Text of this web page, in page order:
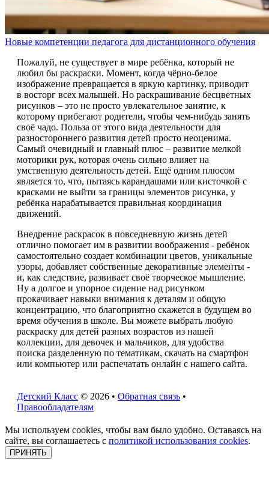
Новые компетенции педагога для дистанционного обучения
Пожалуй, не существует в мире ребёнка, который не
любил бы раскраски. Момент, когда чёрно-белое
изображение превращается в яркую картинку, приводит
в восторг всех малышей. Но раскрашивание бесцветных
рисунков – это не просто увлекательное занятие, к
которому прибегают родители, чтобы чем-нибудь занять
своё чадо. Польза от этого вида деятельности для
разностороннего развития детей просто неоценима.
Самый очевидный и главный плюс – развитие мелкой
моторики рук, которая очень сильно влияет на
умственную деятельность детей. Ещё одним плюсом
является то, что, пытаясь карандашами или кисточкой с
красками не выйти за границы элементов рисунка, у
ребёнка нарабатывается правильная координация
движений.
Внедрение раскрасок в повседневную жизнь детей
отлично помогает им в развитии воображения - ребёнок
самостоятельно создает комбинации цветов, уникальные
узоры, добавляет собственные декоративные элементы -
и, как следствие, развивает своё творческое мышление.
Ну а долгое и упорное сидение над рисунком
прокачивает навыки внимания к деталям и общую
концентрацию, что благоприятно скажется в будущем во
время обучения в школе. Вы можете выбрать любую
раскраску для детей разных возрастов из нашей
коллекции, для девочек и мальчиков, для удобства
поиска разделенную по тематикам, скачать на смартфон
или компьютер или распечатать онлайн с нашего сайта.
Детский Класс © 2026 • Обратная связь •
Правообладателям
Мы используем cookies, чтобы вам было удобно. Оставаясь на
сайте, вы соглашаетесь с политикой использования cookies.
ПРИНЯТЬ